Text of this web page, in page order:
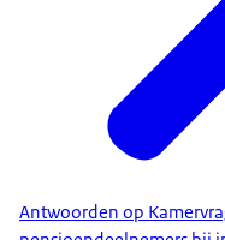
Antwoorden op